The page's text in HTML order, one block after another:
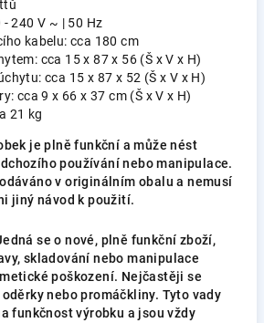
240 V ~ | 50 Hz
kabelu: cca 180 cm
cca 15 x 87 x 56 (Š x V x H)
cca 15 x 87 x 52 (Š x V x H)
cca 9 x 66 x 37 cm (Š x V x H)
21 kg
je plně funkční a může nést
používání nebo manipulace.
v originálním obalu a nemusí
jiný návod k použití.
se o nové, plně funkční zboží,
skladování nebo manipulace
poškození. Nejčastěji se
nebo promáčkliny. Tyto vady
funkčnost výrobku a jsou vždy